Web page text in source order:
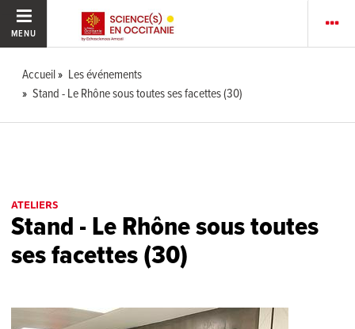
MENU
Accueil
Les événements
Stand - Le Rhône sous toutes ses facettes (30)
ATELIERS
Stand - Le Rhône sous toutes
ses facettes (30)